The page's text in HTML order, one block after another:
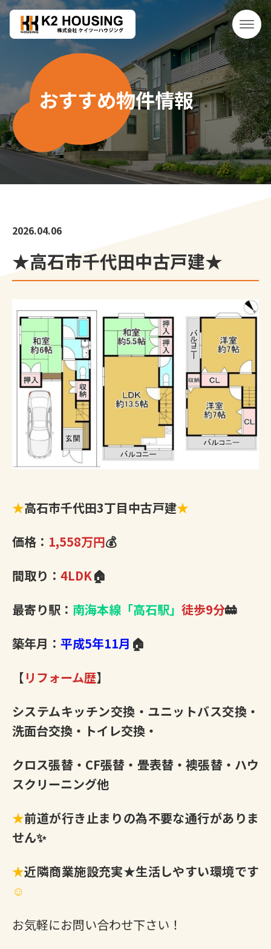
おすすめ物件情報
2026.04.06
★高石市千代田中古戸建★
★高石市千代田3丁目中古戸建★
価格： 1,558万円💰
間取り： 4LDK🏠
最寄り駅： 南海本線「高石駅」 徒歩9分🚋
築年月： 平成5年11月 🏠
【リフォーム歴】
システムキッチン交換・ユニットバス交換・
洗面台交換・トイレ交換・
クロス張替・CF張替・畳表替・襖張替・ハウ
スクリーニング他
★前道が行き止まりの為不要な通行がありま
せん✨
★近隣商業施設充実★生活しやすい環境です
☺
お気軽にお問い合わせ下さい！